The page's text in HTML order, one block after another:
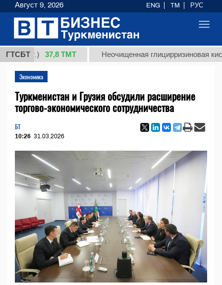
ГТСБТ37,8 ТМТ Неочищенная глицирризиновая кислота
Экономика
Туркменистан и Грузия обсудили расширение
торгово-экономического сотрудничества
БТ
10:26 31.03.2026
Август 9, 2026 ENG TM РУС